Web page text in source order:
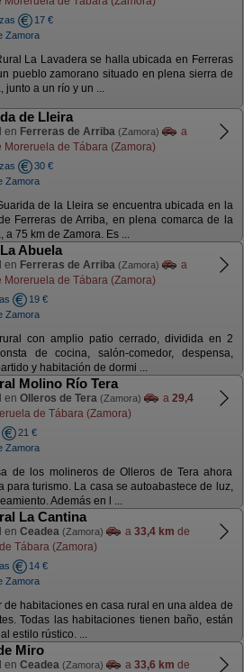
17 €
Zamora
La Lavadera se halla ubicada en Ferreras
pueblo zamorano situado en plena sierra de
junto a un río y un ...
de Lleira
en Ferreras de Arriba (Zamora)
a
Moreruela de Tábara (Zamora)
30 €
Zamora
de la Lleira se encuentra ubicada en la
Ferreras de Arriba, en plena comarca de la
a 75 km de Zamora. Es ...
Abuela
en Ferreras de Arriba (Zamora)
a
Moreruela de Tábara (Zamora)
19 €
Zamora
con amplio patio cerrado, dividida en 2
de cocina, salón-comedor, despensa,
y habitación de dormi ...
Molino Río Tera
en Olleros de Tera (Zamora) a 29,4
de Tábara (Zamora)
21 €
Zamora
de los molineros de Olleros de Tera ahora
para turismo. La casa se autoabastece de luz,
Además en l ...
La Cantina
en Ceadea (Zamora) a 33,4 km de
Tábara (Zamora)
14 €
Zamora
de habitaciones en casa rural en una aldea de
Todas las habitaciones tienen baño, están
estilo rústico. ...
Miro
en Ceadea (Zamora) a 33,6 km de